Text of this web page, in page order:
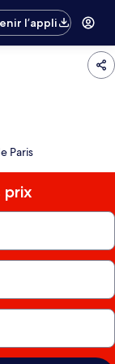
l’appli
Paris
prix